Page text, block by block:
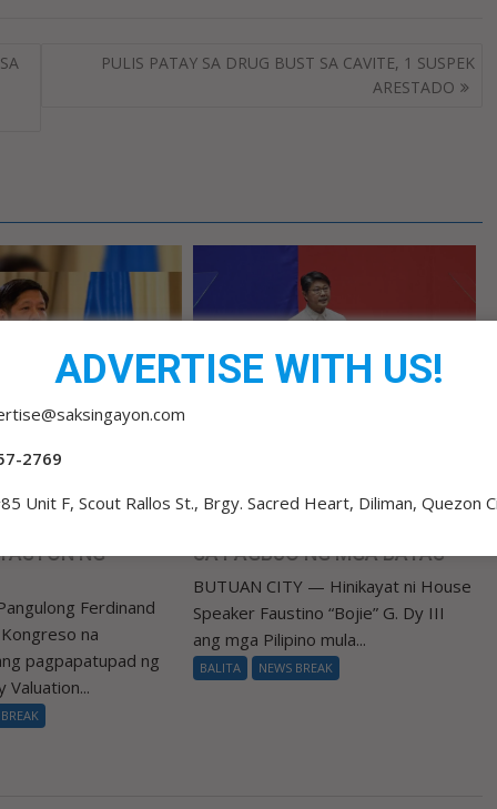
PULIS PATAY SA DRUG BUST SA CAVITE, 1 SUSPEK
ARESTADO
SA KONGRESO
NG
Ferdinand
na
pagpapatupad ng
Valuation...
PUBLIKO HINIKAYAT NI
SA PAGBUO NG MGA BATAS
BUTUAN CITY — Hinikayat ni House
Speaker Faustino “Bojie” G. Dy III
ang mga Pilipino mula...
BALITA NEWS BREAK
ADVERTISE WITH US!
2769
Unit F, Scout Rallos St., Brgy. Sacred Heart, Diliman, Quezon